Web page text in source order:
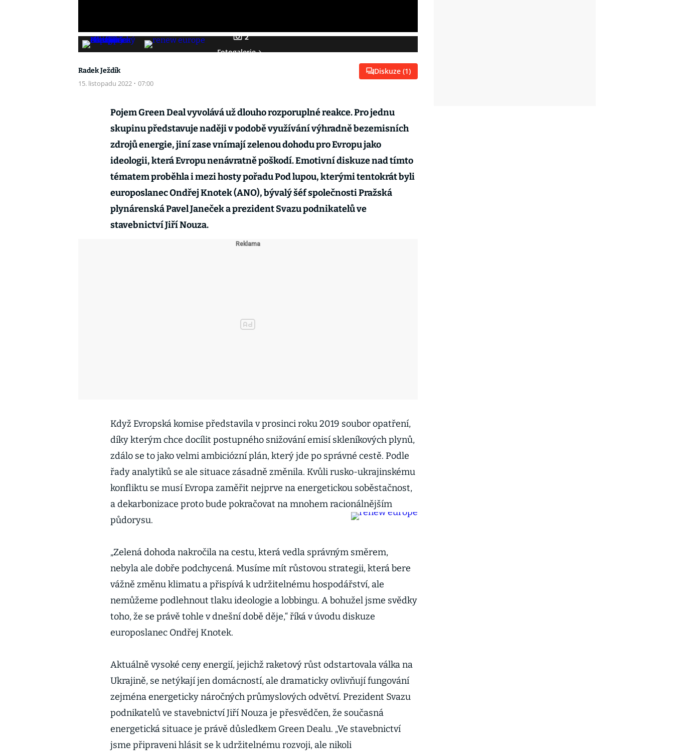
2
Fotogalerie
Radek Ježdík
15. listopadu 2022 · 07:00
Diskuze (1)
Pojem Green Deal vyvolává už dlouho rozporuplné reakce. Pro jednu
skupinu představuje naději v podobě využívání výhradně bezemisních
zdrojů energie, jiní zase vnímají zelenou dohodu pro Evropu jako
ideologii, která Evropu nenávratně poškodí. Emotivní diskuze nad tímto
tématem proběhla i mezi hosty pořadu Pod lupou, kterými tentokrát byli
europoslanec Ondřej Knotek (ANO), bývalý šéf společnosti Pražská
plynárenská Pavel Janeček a prezident Svazu podnikatelů ve
stavebnictví Jiří Nouza.
Když Evropská komise představila v prosinci roku 2019 soubor opatření,
díky kterým chce docílit postupného snižování emisí skleníkových plynů,
zdálo se to jako velmi ambiciózní plán, který jde po správné cestě. Podle
řady analytiků se ale situace zásadně změnila. Kvůli rusko-ukrajinskému
konfliktu se musí Evropa zaměřit nejprve na energetickou soběstačnost,
a dekarbonizace proto bude pokračovat na mnohem racionálnějším
půdorysu.
„Zelená dohoda nakročila na cestu, která vedla správným směrem,
nebyla ale dobře podchycená. Musíme mít růstovou strategii, která bere
vážně změnu klimatu a přispívá k udržitelnému hospodářství, ale
nemůžeme podlehnout tlaku ideologie a lobbingu. A bohužel jsme svědky
toho, že se právě tohle v dnešní době děje,“ říká v úvodu diskuze
europoslanec Ondřej Knotek.
Aktuálně vysoké ceny energií, jejichž raketový růst odstartovala válka na
Ukrajině, se netýkají jen domácností, ale dramaticky ovlivňují fungování
zejména energeticky náročných průmyslových odvětví. Prezident Svazu
podnikatelů ve stavebnictví Jiří Nouza je přesvědčen, že současná
energetická situace je právě důsledkem Green Dealu. „Ve stavebnictví
jsme připraveni hlásit se k udržitelnému rozvoji, ale nikoli